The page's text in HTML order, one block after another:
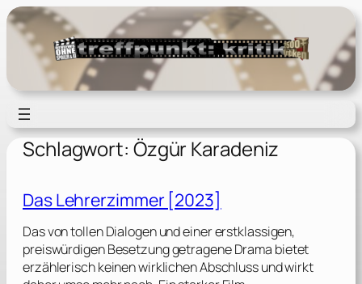
Zum
Inhalt
springen
Schlagwort: Özgür Karadeniz
Das Lehrerzimmer [2023]
Das von tollen Dialogen und einer erstklassigen,
preiswürdigen Besetzung getragene Drama bietet
erzählerisch keinen wirklichen Abschluss und wirkt